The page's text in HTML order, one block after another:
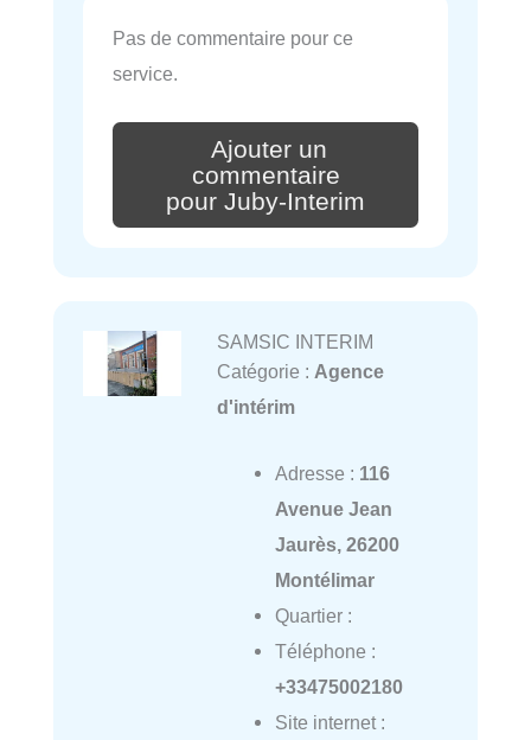
Pas de commentaire pour ce
service.
Ajouter un
commentaire
pour Juby-Interim
SAMSIC INTERIM
Catégorie : Agence
d'intérim
Adresse : 116
Avenue Jean
Jaurès, 26200
Montélimar
Quartier :
Téléphone :
+33475002180
Site internet :